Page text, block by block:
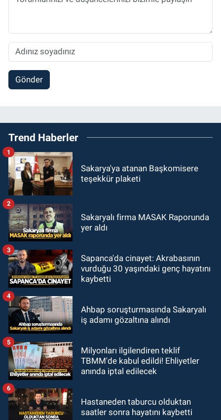
Gönder
Trend Haberler
Sakarya'ya atanan Başkomisere
teşekkür plaketi
1
Sakaryalı firma MASAK Raporunda
yer aldı
2
Sapanca'da cinayet: Akrabasının
vurduğu 30 yaşındaki genç hayatını
kaybetti
3
Ahbap soruşturmasında Sakaryalı
iş adamı gözaltına alındı
4
Milyonları ilgilendiren teklif
TBMM'de kabul edildi! Ehliyetler
anında iptal edilecek
5
Hastaneden taburcu olduktan
saatler sonra hayatını kaybetti
6